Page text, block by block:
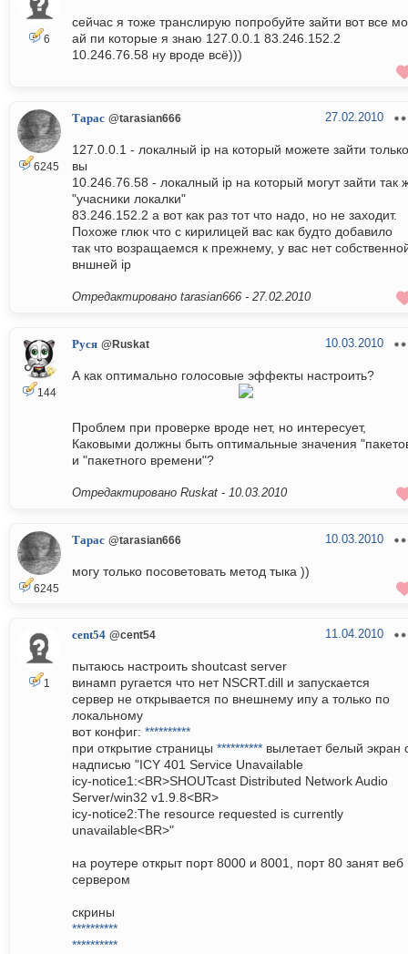
6
сейчас я тоже транслирую попробуйте зайти вот все
ай пи которые я знаю 127.0.0.1 83.246.152.2
10.246.76.58 ну вроде всё)))
6245
Тарас @tarasian666 27.02.2010
127.0.0.1 - локалный ip на который можете зайти только
вы
10.246.76.58 - локалный ip на который могут зайти так
"учасники локалки"
83.246.152.2 а вот как раз тот что надо, но не заходит.
Похоже глюк что с кирилицей вас как будто добавило
так что возращаемся к прежнему, у вас нет
вншней ip
Отредактировано tarasian666 - 27.02.2010
144
Руся @Ruskat 10.03.2010
А как оптимально голосовые эффекты настроить?
Проблем при проверке вроде нет, но интересует,
Каковыми должны быть оптимальные значения
и "пакетного времени"?
Отредактировано Ruskat - 10.03.2010
6245
Тарас @tarasian666 10.03.2010
могу только посоветовать метод тыка ))
1
cent54 @cent54 11.04.2010
пытаюсь настроить shoutcast server
винамп ругается что нет NSCRT.dill и запускается
сервер не открывается по внешнему ипу а только по
локальному
вот конфиг: **********
при открытие страницы ********** вылетает белый экран
надписью "ICY 401 Service Unavailable
icy-notice1:<BR>SHOUTcast Distributed Network Audio
Server/win32 v1.9.8<BR>
icy-notice2:The resource requested is currently
unavailable<BR>"
на роутере открыт порт 8000 и 8001, порт 80 занят веб
сервером
скрины
**********
**********